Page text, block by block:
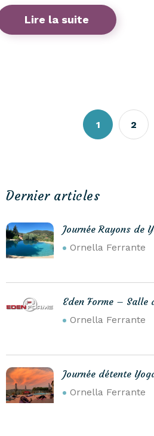
Lire la suite
1 2
Dernier articles
Journée Rayons de
Ornella Ferrante
Eden Forme – Salle
Ornella Ferrante
Journée détente
Ornella Ferrante